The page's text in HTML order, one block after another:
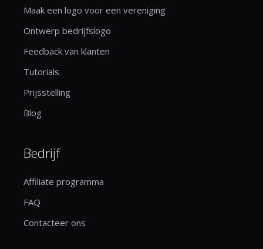
Maak een logo voor een vereniging
Ontwerp bedrijfslogo
Feedback van klanten
Tutorials
Prijsstelling
Blog
Bedrijf
Affiliate programma
FAQ
Contacteer ons